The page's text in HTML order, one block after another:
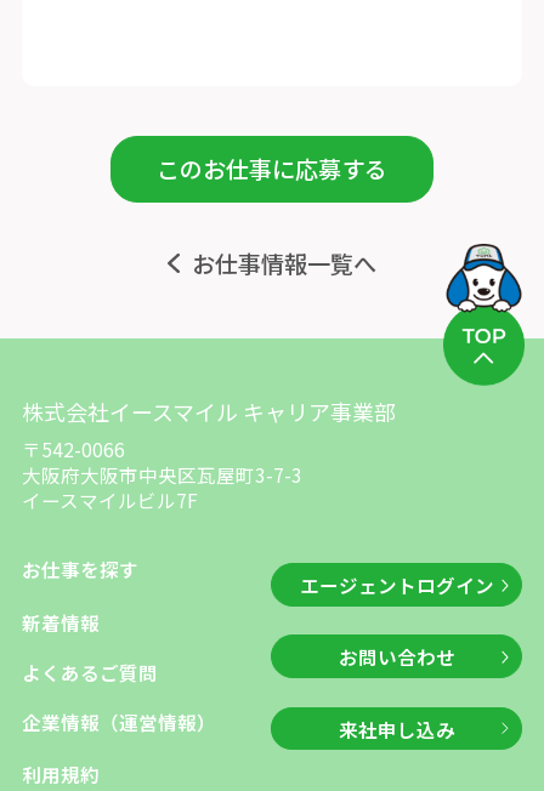
お仕事情報一覧へ
このお仕事に応募する
株式会社イースマイル キャリア事業部
〒542-0066
大阪府大阪市中央区瓦屋町3-7-3
イースマイルビル7F
お仕事を探す
新着情報
よくあるご質問
企業情報（運営情報）
利用規約
エージェントログイン
お問い合わせ
来社申し込み